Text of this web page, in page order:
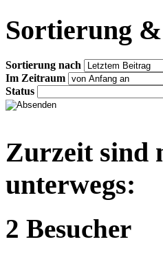
Sortierung
Sortierung nach
Im Zeitraum
Status
Zurzeit sind
unterwegs:
2 Besucher